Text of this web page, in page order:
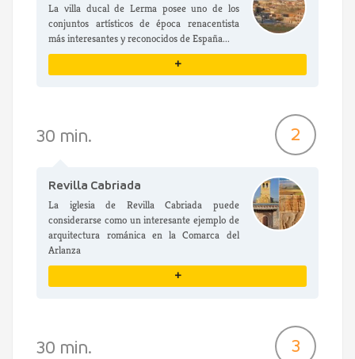
La villa ducal de Lerma posee uno de los
conjuntos artísticos de época renacentista
más interesantes y reconocidos de España...
+
30 min. 2
Revilla Cabriada
La iglesia de Revilla Cabriada puede
considerarse como un interesante ejemplo de
arquitectura románica en la Comarca del
Arlanza
+
30 min. 3